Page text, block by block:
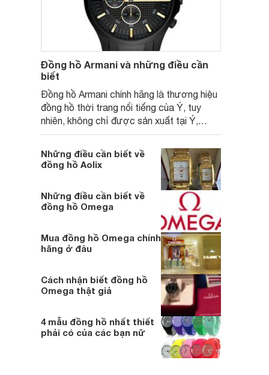
Đồng hồ Armani và những điều cần
biết
Đồng hồ Armani chính hãng là thương hiệu
đồng hồ thời trang nổi tiếng của Ý, tuy
nhiên, không chỉ được sản xuất tại Ý,
đồng hồ Armani còn được sản xuất tại
nhiều nơi trên thế giới
Những điều cần biết về
đồng hồ Aolix
Những điều cần biết về
đồng hồ Omega
Mua đồng hồ Omega chính
hãng ở đâu
Cách nhận biết đồng hồ
Omega thật giả
4 mẫu đồng hồ nhất thiết
phải có của các bạn nữ